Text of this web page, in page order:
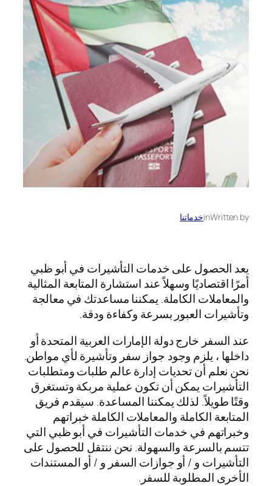
Written by
inخدماتنا
يعد الحصول على خدمات التأشيرات في أبو ظبي
أمرًا اقتصاديًا وسهلاً عند استشارة المتابعة المثالية
والمعاملات الكاملة. يمكننا مساعدتك في معالجة
وتأشيرات العبور بسرعة وكفاءة ودقة.
عند السفر خارج دولة الإمارات العربية المتحدة أو
داخلها ، يلزم وجود جواز سفر وتأشيرة لأي مواطن.
نحن نعلم أن تحديات إدارة عالم طلبات ومتطلبات
التأشيرات يمكن أن تكون عملية مربكة وتستغرق
وقتًا طويلاً. لذلك يمكننا المساعدة. سيقدم فريق
المتابعة الكاملة والمعاملات الكاملة خبراتهم
وخبراتهم في خدمات التأشيرات في أبو ظبي التي
تتسم بالسرعة والسهولة. نحن ننتقل للحصول على
التأشيرات و / أو جوازات السفر و / أو المستندات
الأخرى المطلوبة للسفر.